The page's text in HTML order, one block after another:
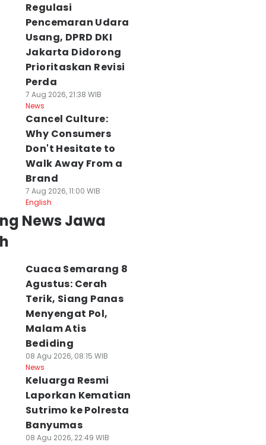
Regulasi
Pencemaran Udara
Usang, DPRD DKI
Jakarta Didorong
Prioritaskan Revisi
Perda
7 Aug 2026, 21:38 WIB
News
Cancel Culture:
Why Consumers
Don't Hesitate to
Walk Away From a
Brand
7 Aug 2026, 11:00 WIB
English
News Jawa
Cuaca Semarang 8
Agustus: Cerah
Terik, Siang Panas
Menyengat Pol,
Malam Atis
Bediding
08 Agu 2026, 08:15 WIB
News
Keluarga Resmi
Laporkan Kematian
Sutrimo ke Polresta
Banyumas
08 Agu 2026, 22:49 WIB